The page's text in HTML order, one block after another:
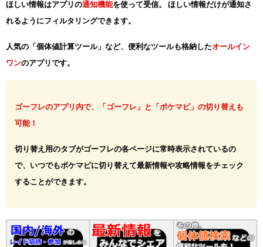
ほしい情報はアプリの通知機能を使って受信。 ほしい情報だけが通知さ
れるようにフィルタリングできます。
人気の「個体値計算ツール」など、便利なツールも格納したオールイン
ワンのアプリです。
ゴーフレのアプリ内で、「ゴーフレ」と「ポケマピ」の切り替えも
可能！
切り替え用のタブがゴーフレの各ページに常時表示されているの
で、いつでもポケマピに切り替えて最新情報や攻略情報をチェック
することができます。